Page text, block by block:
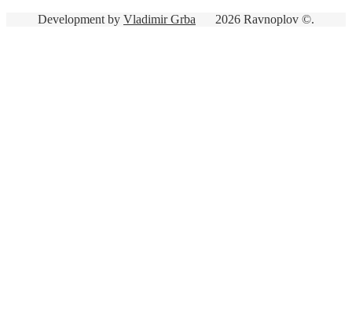
2026 Ravnoplov ©.
Development by Vladimir Grba